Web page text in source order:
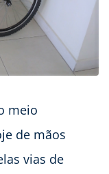
meio
de mãos
vias de